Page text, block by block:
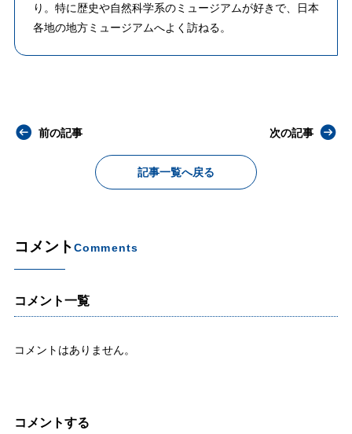
り。特に歴史や自然科学系のミュージアムが好きで、日本
各地の地方ミュージアムへよく訪ねる。
前の記事
記事一覧へ戻る
次の記事
コメントComments
コメント一覧
コメントはありません。
コメントする